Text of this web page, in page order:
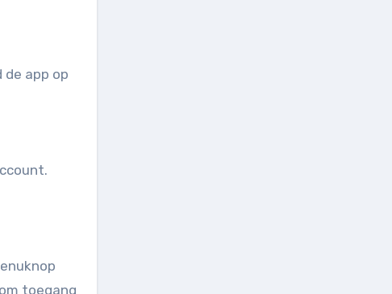
de app op
toegang